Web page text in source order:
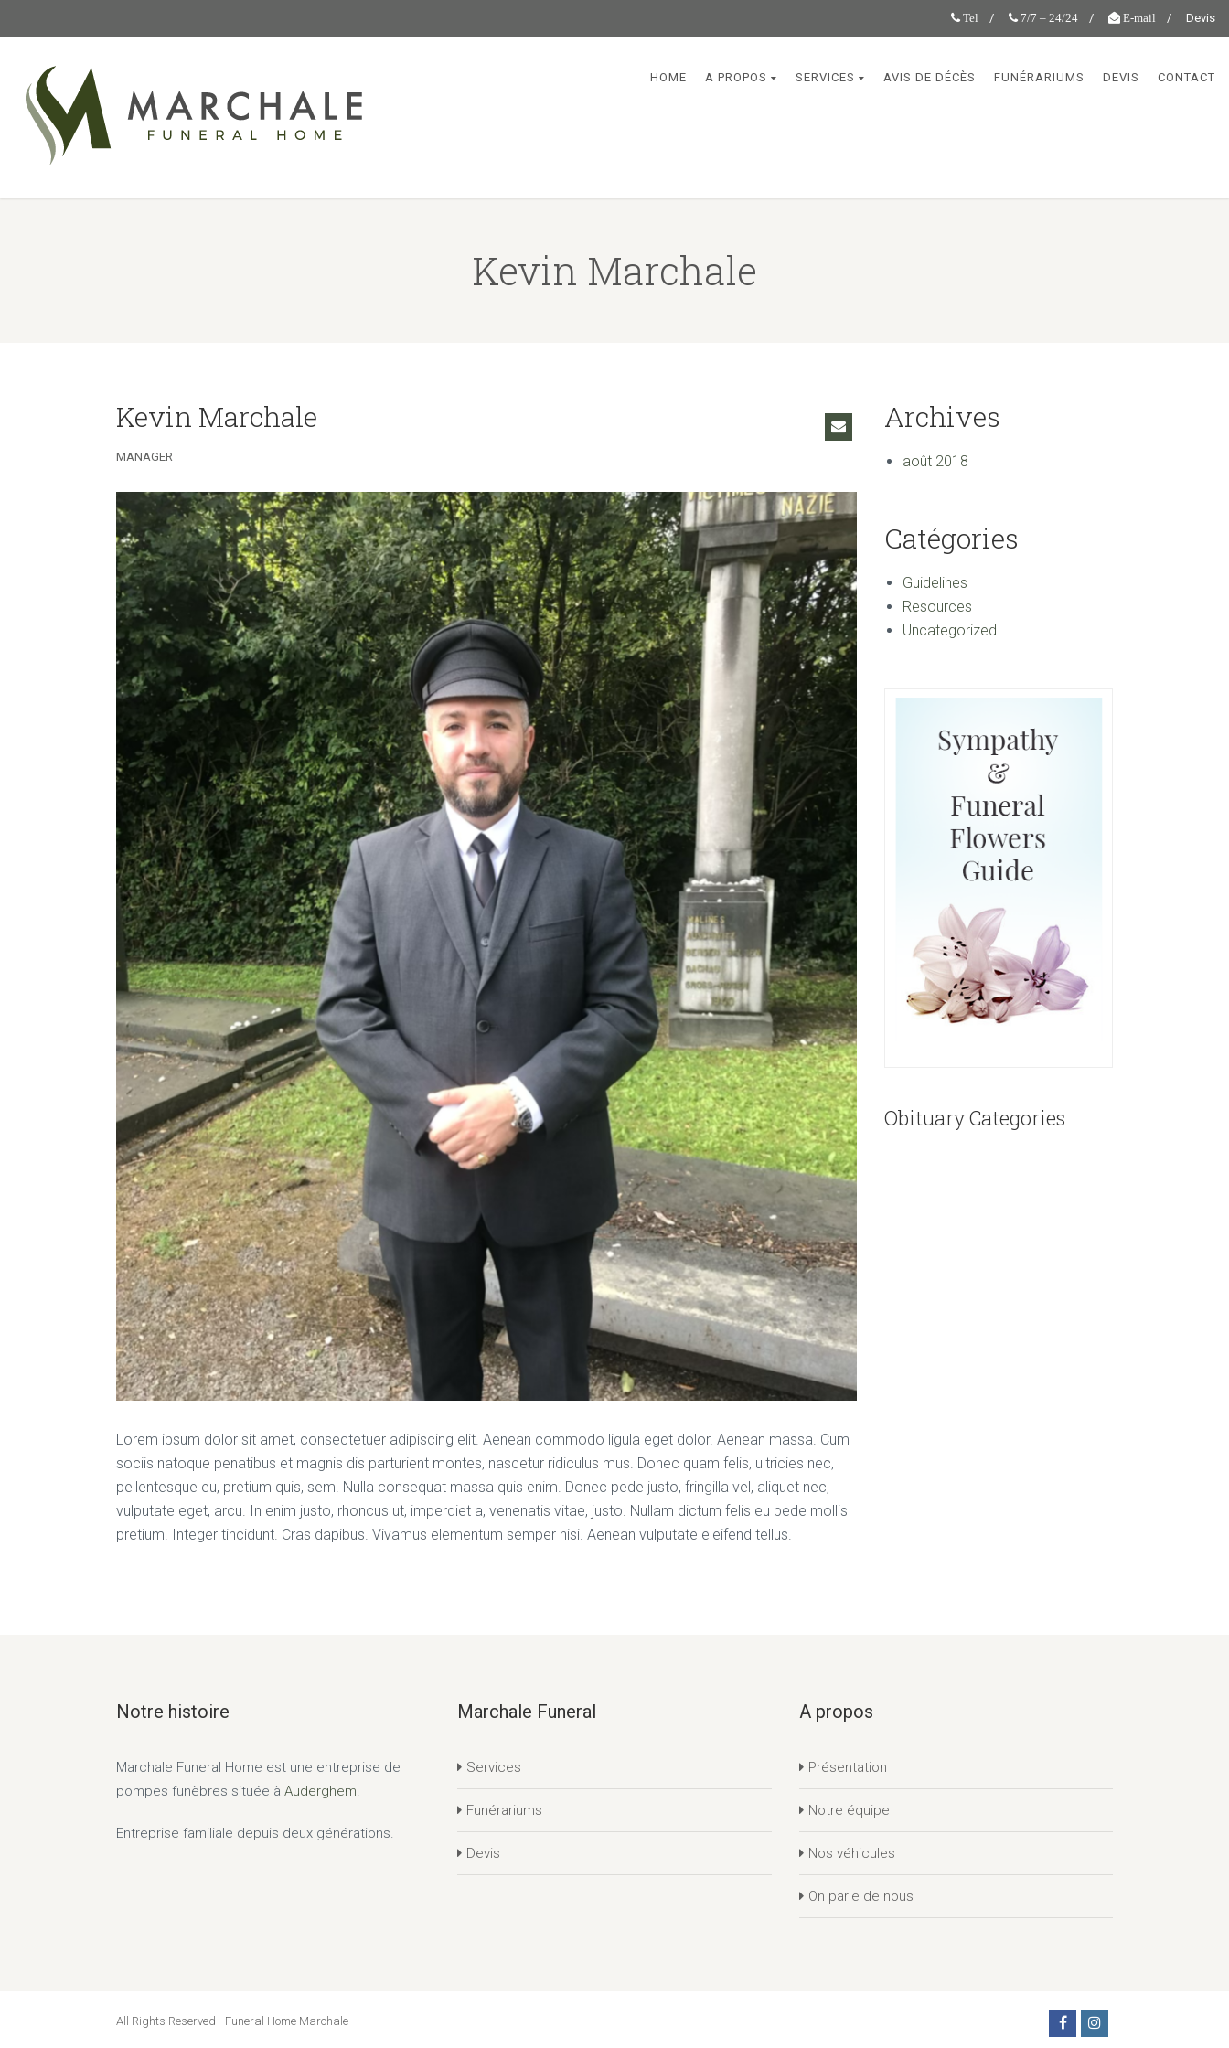
Tel 7/7 – 24/24 E-mail Devis
HOME A PROPOS SERVICES AVIS DE DÉCÈS FUNÉRARIUMS DEVIS CONTACT
Kevin Marchale
Kevin Marchale
MANAGER
Lorem ipsum dolor sit amet, consectetuer adipiscing elit. Aenean commodo ligula eget dolor. Aenean massa. Cum
sociis natoque penatibus et magnis dis parturient montes, nascetur ridiculus mus. Donec quam felis, ultricies nec,
pellentesque eu, pretium quis, sem. Nulla consequat massa quis enim. Donec pede justo, fringilla vel, aliquet nec,
vulputate eget, arcu. In enim justo, rhoncus ut, imperdiet a, venenatis vitae, justo. Nullam dictum felis eu pede mollis
pretium. Integer tincidunt. Cras dapibus. Vivamus elementum semper nisi. Aenean vulputate eleifend tellus.
Archives
août 2018
Catégories
Guidelines
Resources
Uncategorized
Obituary Categories
Notre histoire
Marchale Funeral Home est une entreprise de
pompes funèbres située à Auderghem.
Entreprise familiale depuis deux générations.
Marchale Funeral
Services
Funérariums
Devis
A propos
Présentation
Notre équipe
Nos véhicules
On parle de nous
All Rights Reserved - Funeral Home Marchale